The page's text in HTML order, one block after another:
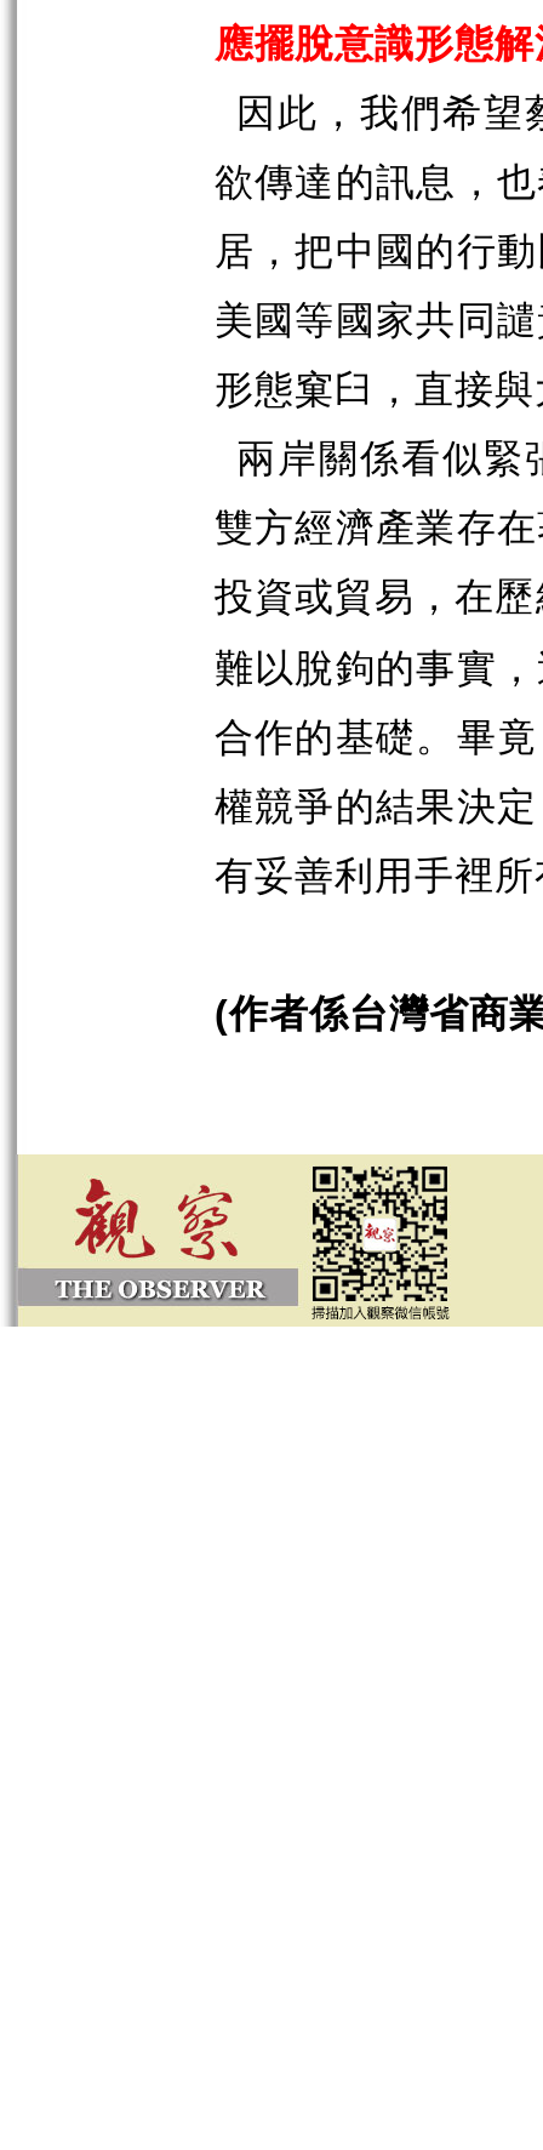
應擺脫意識形態
因此，我們希望
欲傳達的訊息，
居，把中國的行
美國等國家共同
形態窠臼，直接
兩岸關係看似緊
雙方經濟產業存
投資或貿易，在
難以脫鉤的事實
合作的基礎。畢
權競爭的結果決
有妥善利用手裡
(作者係台灣省商